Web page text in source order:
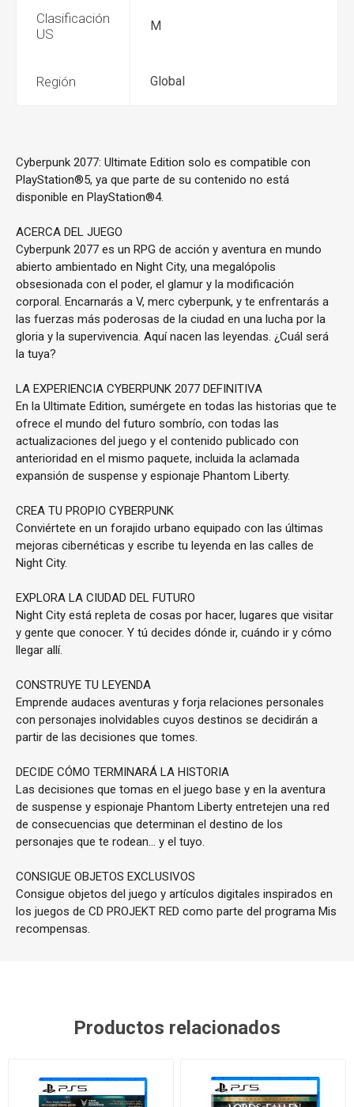
Clasificación
US
M
Región Global
Cyberpunk 2077: Ultimate Edition solo es compatible con
PlayStation®5, ya que parte de su contenido no está
disponible en PlayStation®4.
ACERCA DEL JUEGO
Cyberpunk 2077 es un RPG de acción y aventura en mundo
abierto ambientado en Night City, una megalópolis
obsesionada con el poder, el glamur y la modificación
corporal. Encarnarás a V, merc cyberpunk, y te enfrentarás a
las fuerzas más poderosas de la ciudad en una lucha por la
gloria y la supervivencia. Aquí nacen las leyendas. ¿Cuál será
la tuya?
LA EXPERIENCIA CYBERPUNK 2077 DEFINITIVA
En la Ultimate Edition, sumérgete en todas las historias que te
ofrece el mundo del futuro sombrío, con todas las
actualizaciones del juego y el contenido publicado con
anterioridad en el mismo paquete, incluida la aclamada
expansión de suspense y espionaje Phantom Liberty.
CREA TU PROPIO CYBERPUNK
Conviértete en un forajido urbano equipado con las últimas
mejoras cibernéticas y escribe tu leyenda en las calles de
Night City.
EXPLORA LA CIUDAD DEL FUTURO
Night City está repleta de cosas por hacer, lugares que visitar
y gente que conocer. Y tú decides dónde ir, cuándo ir y cómo
llegar allí.
CONSTRUYE TU LEYENDA
Emprende audaces aventuras y forja relaciones personales
con personajes inolvidables cuyos destinos se decidirán a
partir de las decisiones que tomes.
DECIDE CÓMO TERMINARÁ LA HISTORIA
Las decisiones que tomas en el juego base y en la aventura
de suspense y espionaje Phantom Liberty entretejen una red
de consecuencias que determinan el destino de los
personajes que te rodean... y el tuyo.
CONSIGUE OBJETOS EXCLUSIVOS
Consigue objetos del juego y artículos digitales inspirados en
los juegos de CD PROJEKT RED como parte del programa Mis
recompensas.
Productos relacionados